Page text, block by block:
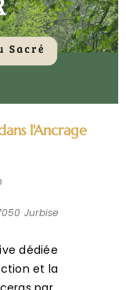
l'Ancrage
Jurbise
dédiée
et la
par